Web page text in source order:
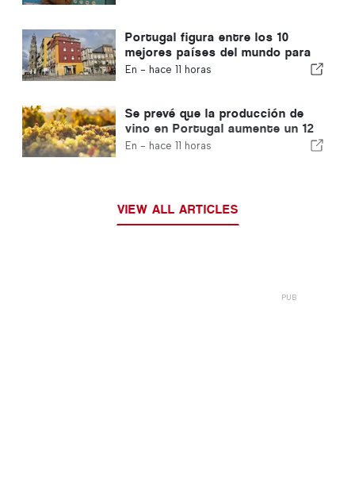
Portugal figura entre los 10
mejores países del mundo para
los expatriados
En - hace 11 horas
Se prevé que la producción de
vino en Portugal aumente un 12
% en esta vendimia
En - hace 11 horas
VIEW ALL ARTICLES